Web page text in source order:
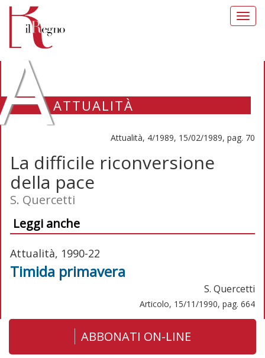
ATTUALITÀ
Attualità, 4/1989, 15/02/1989, pag. 70
La difficile riconversione
della pace
S. Quercetti
Leggi anche
Attualità, 1990-22
Timida primavera
S. Quercetti
Articolo, 15/11/1990, pag. 664
ABBONATI ON-LINE